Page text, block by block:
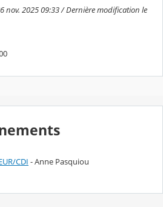
nov. 2025 09:33 / Dernière modification le
CDI - Anne Pasquiou